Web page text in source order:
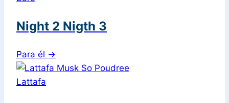
Night 2 Nigth 3
Para él →
Lattafa